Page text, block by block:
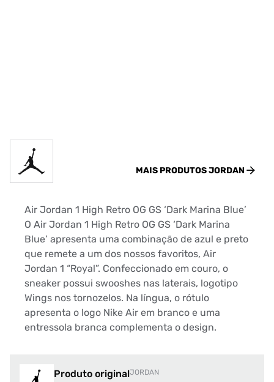
MAIS PRODUTOSJORDAN
Air Jordan 1 High Retro OG GS ‘Dark Marina Blue’
O Air Jordan 1 High Retro OG GS ‘Dark Marina
Blue’ apresenta uma combinação de azul e preto
que remete a um dos nossos favoritos, Air
Jordan 1 “Royal”. Confeccionado em couro, o
sneaker possui swooshes nas laterais, logotipo
Wings nos tornozelos. Na língua, o rótulo
apresenta o logo Nike Air em branco e uma
entressola branca complementa o design.
Produto originalJORDAN